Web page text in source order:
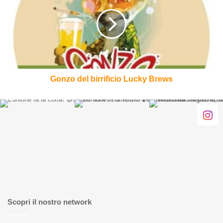
birrificio
Lucky
Brews
Gonzo del birrificio Lucky Brews
Scopri il nostro network